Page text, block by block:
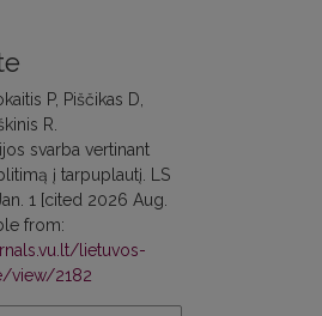
P, Piščikas D,
R.
svarba vertinant
į tarpuplautį. LS
1 [cited 2026 Aug.
from:
lietuvos-
view/2182